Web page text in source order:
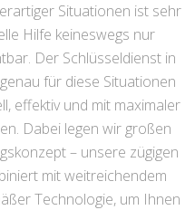
Situationen ist sehr
Hilfe keineswegs nur
Der Schlüsseldienst in
für diese Situationen
effektiv und mit maximaler
Dabei legen wir großen
– unsere zügigen
mit weitreichendem
Technologie, um Ihnen